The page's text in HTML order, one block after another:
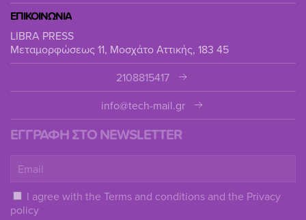
ΕΠΙΚΟΙΝΩΝΙΑ
LIBRA PRESS
Μεταμορφώσεως 11, Μοσχάτο Αττικής, 183 45
2108815417
info@tech-mail.gr
ΕΓΓΡΑΦΗ ΣΤΟ NEWSLETTER
I agree with the Terms and conditions and the Privacy
policy